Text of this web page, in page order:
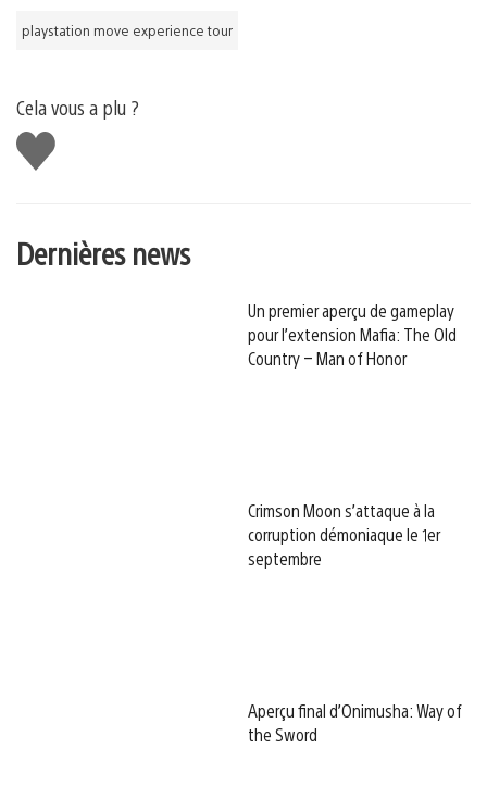
playstation move experience tour
Cela vous a plu ?
J'aime
Dernières news
Un premier aperçu de gameplay
pour l’extension Mafia: The Old
Country – Man of Honor
Crimson Moon s’attaque à la
corruption démoniaque le 1er
septembre
Aperçu final d’Onimusha: Way of
the Sword